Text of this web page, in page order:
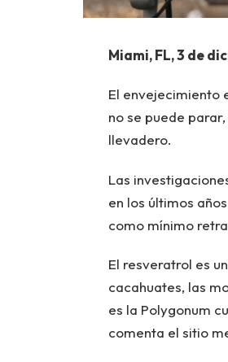
Miami, FL, 3 de
El envejecimiento
no se puede
llevadero.
Las
en los últimos
como mínimo
El resveratrol es
cacahuates, las
es la Polygonum
comenta el sitio